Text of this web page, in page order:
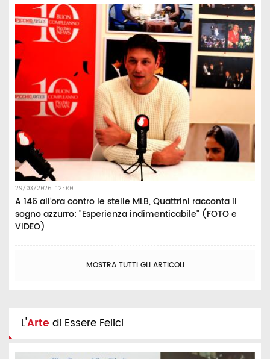
29/03/2026 12:00
A 146 all’ora contro le stelle MLB, Quattrini racconta il
sogno azzurro: "Esperienza indimenticabile" (FOTO e
VIDEO)
MOSTRA TUTTI GLI ARTICOLI
L'Arte di Essere Felici